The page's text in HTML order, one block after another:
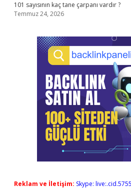
101 sayısının kaç tane çarpanı vardır ?
Temmuz 24, 2026
Reklam ve İletişim: Skype: